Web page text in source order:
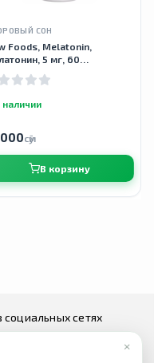
СОН
Foods, Melatonin,
5 мг, 60
капсул
наличии
сӯм
В корзину
сетях
×